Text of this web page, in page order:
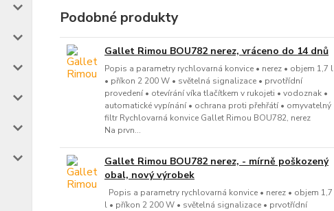
Podobné produkty
Gallet Rimou BOU782 nerez, vráceno do 14 dnů
Popis a parametry rychlovarná konvice • nerez • objem 1,7 l
• příkon 2 200 W • světelná signalizace • prvotřídní
provedení • otevírání víka tlačítkem v rukojeti • vodoznak •
automatické vypínání • ochrana proti přehřátí • omyvatelný
filtr Rychlovarná konvice Gallet Rimou BOU782, nerez
Na prvn...
Gallet Rimou BOU782 nerez, - mírně poškozený
obal, nový výrobek
Popis a parametry rychlovarná konvice • nerez • objem 1,7
l • příkon 2 200 W • světelná signalizace • prvotřídní